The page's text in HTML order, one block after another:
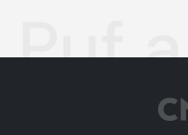
Puf